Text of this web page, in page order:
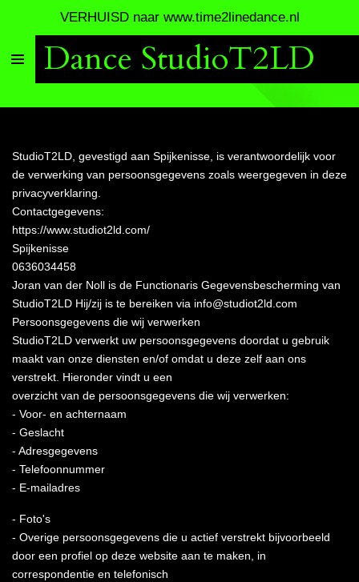
direct
naar
hoofdinhoud
Dance StudioT2LD
VERHUISD naar www.time2linedance.nl
StudioT2LD, gevestigd aan Spijkenisse, is verantwoordelijk voor
de verwerking van persoonsgegevens zoals weergegeven in deze
privacyverklaring.
Contactgegevens:
https://www.studiot2ld.com/
Spijkenisse
0636034458
Joran van der Noll is de Functionaris Gegevensbescherming van
StudioT2LD Hij/zij is te bereiken via info@studiot2ld.com
Persoonsgegevens die wij verwerken
StudioT2LD verwerkt uw persoonsgegevens doordat u gebruik
maakt van onze diensten en/of omdat u deze zelf aan ons
verstrekt. Hieronder vindt u een
overzicht van de persoonsgegevens die wij verwerken:
- Voor- en achternaam
- Geslacht
- Adresgegevens
- Telefoonnummer
- E-mailadres
- Foto's
- Overige persoonsgegevens die u actief verstrekt bijvoorbeeld
door een profiel op deze website aan te maken, in
correspondentie en telefonisch